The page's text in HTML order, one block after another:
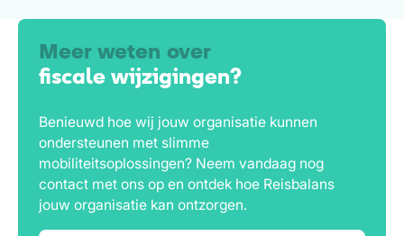
Meer weten over
fiscale wijzigingen?
Benieuwd hoe wij jouw organisatie kunnen
ondersteunen met slimme
mobiliteitsoplossingen? Neem vandaag nog
contact met ons op en ontdek hoe Reisbalans
jouw organisatie kan ontzorgen.